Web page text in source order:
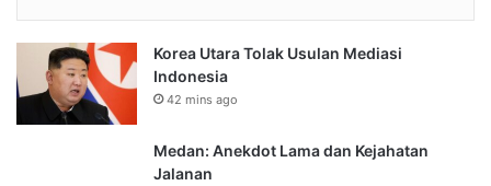
Korea Utara Tolak Usulan Mediasi
Indonesia
42 mins ago
Medan: Anekdot Lama dan Kejahatan
Jalanan